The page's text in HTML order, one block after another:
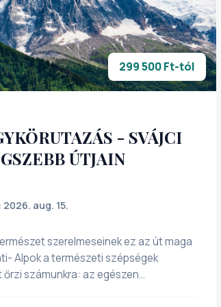
299 500 Ft-tól
- SVÁJCI
ÚTJAIN
aug. 15.
szerelmeseinek ez az út maga
Alpok a természeti szépségek
őrzi számunkra: az egészen